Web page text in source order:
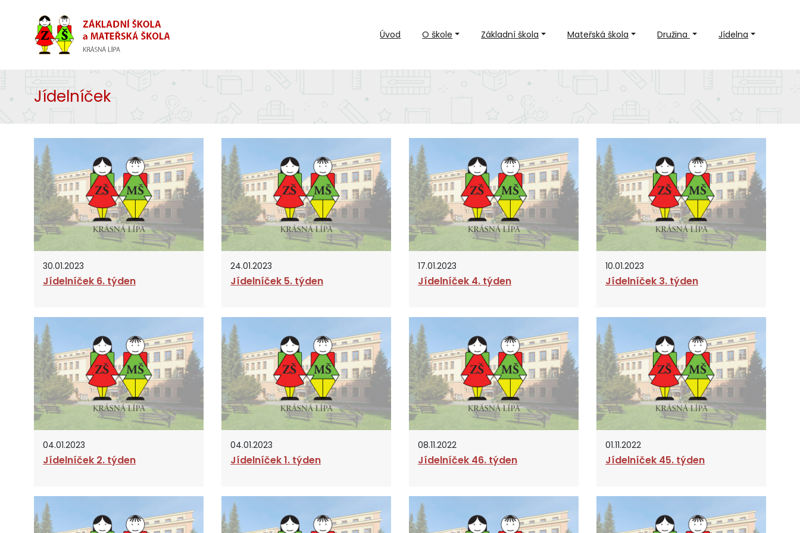
Úvod O škole Základní škola Mateřská škola Družina Jídelna
Jídelníček
30.01.2023
Jídelníček 6. týden
24.01.2023
Jídelníček 5. týden
17.01.2023
Jídelníček 4. týden
10.01.2023
Jídelníček 3. týden
04.01.2023
Jídelníček 2. týden
04.01.2023
Jídelníček 1. týden
08.11.2022
Jídelníček 46. týden
01.11.2022
Jídelníček 45. týden